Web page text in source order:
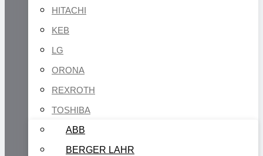
HITACHI
KEB
LG
ORONA
REXROTH
TOSHIBA
ABB
BERGER LAHR